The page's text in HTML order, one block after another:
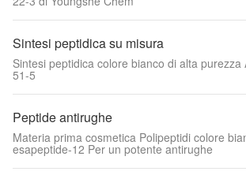
Sintesi peptidica su misura
Sintesi peptidica colore bianco di alta purezza
51-5
Peptide antirughe
Materia prima cosmetica Polipeptidi colore
esapeptide-12 Per un potente antirughe